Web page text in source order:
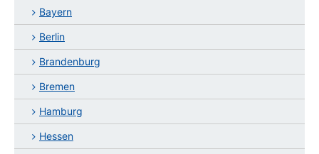
Bayern
Berlin
Brandenburg
Bremen
Hamburg
Hessen